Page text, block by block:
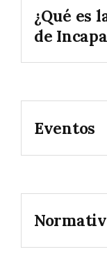
¿Qué es
de
Eventos